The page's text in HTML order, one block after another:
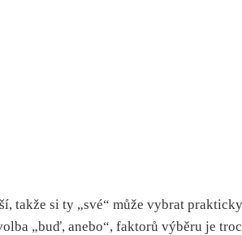
takže si ty „své“ může vybrat
„buď, anebo“, faktorů výběru je